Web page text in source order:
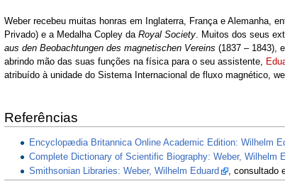
Weber recebeu muitas honras em Inglaterra, França e Alemanha,
Privado) e a Medalha Copley da Royal Society . Muitos dos seus
aus den Beobachtungen des magnetischen Vereins (1837 – 1843),
abrindo mão das suas funções na física para o seu assistente,
atribuído à unidade do Sistema Internacional de fluxo magnético,
Referências
Encyclopædia Britannica Online Academic Edition: Wilhelm
Complete Dictionary of Scientific Biography: Weber, Wilhelm
Smithsonian Libraries: Weber, Wilhelm Eduard
, consultado